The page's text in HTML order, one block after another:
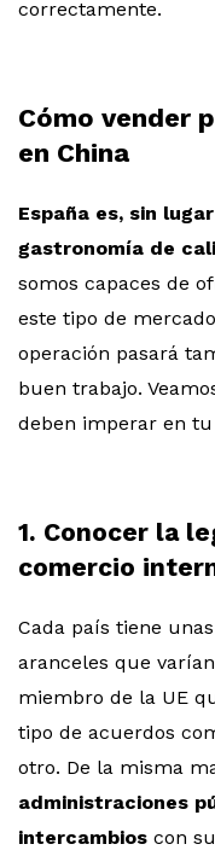
correctamente.
Cómo vender
en China
España es, sin
gastronomía de
somos capaces de
este tipo de
operación pasará
buen trabajo.
deben imperar en
1. Conocer la
comercio
Cada país tiene
aranceles que
miembro de la UE
tipo de acuerdos
otro. De la misma
administraciones
intercambios con